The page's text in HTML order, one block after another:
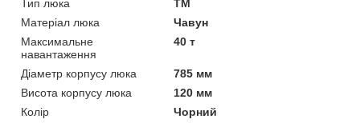
Тип люка
ТМ
Матеріал люка
Чавун
Максимальне
навантаження
40 т
Діаметр корпусу люка
785 мм
Висота корпусу люка
120 мм
Колір
Чорний